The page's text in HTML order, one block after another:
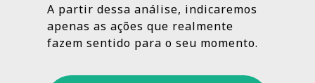
médio e longo prazo para garantir
crescimento sustentável.
A partir dessa análise, indicaremos
apenas as ações que realmente
fazem sentido para o seu momento.